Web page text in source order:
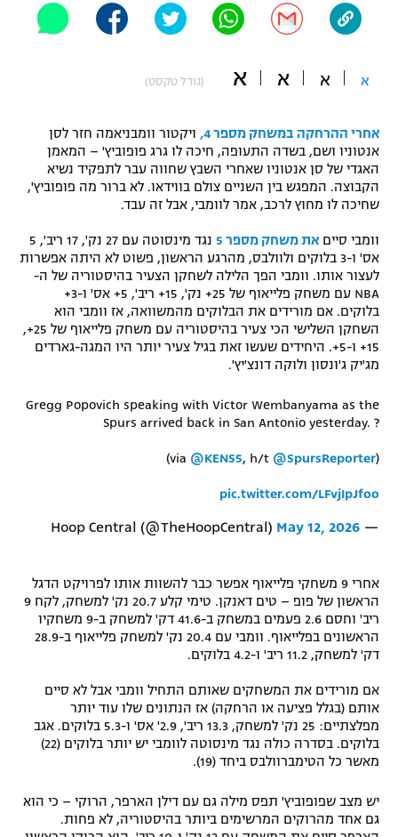
"מחצית בשכונה" – פודקאסט
משתתפים וזוכים בפרסים
תקנון משתתפים וזוכים בפרסים
תקנון עבור פעילות אלקטרה
טניס
גיימינג E-Sports
תנאי שימוש
מדיניות פרטיות
רשיון להקרנה פומבית לבית עסק
הצטרפות לחבילת הערוצים
המגזין
אופניים
ספורט מוטורי
פוטבול אמריקאי NFL
בייסבול MLB
ספורט אתגרי ואקסטרים
אומנויות לחימה
גיימינג E-Sports
א א א א (גודל טקסט)
אחרי ההרחקה במשחק מספר 4,
ויקטור וומבניאמה חזר לסן
אנטוניו ושם, בשדה התעופה, חיכה לו גרג פופוביץ' – המאמן
האגדי של סן אנטוניו שאחרי השבץ שחווה עבר לתפקיד נשיא
הקבוצה. המפגש בין השניים צולם בווידאו. לא ברור מה פופוביץ',
שחיכה לו מחוץ לרכב, אמר לוומבי, אבל זה עבד.
וומבי סיים את משחק מספר 5
נגד מינסוטה עם 27 נק', 17 ריב', 5
אס' ו-3 בלוקים ולוולבס, מהרגע הראשון, פשוט לא היתה אפשרות
לעצור אותו. וומבי הפך הלילה לשחקן הצעיר בהיסטוריה של ה-
NBA עם משחק פלייאוף של 25+ נק', 15+ ריב', 5+ אס' ו-3+
בלוקים. אם מורידים את הבלוקים מהמשוואה, אז וומבי הוא
השחקן השלישי הכי צעיר בהיסטוריה עם משחק פלייאוף של 25+,
15+ ו-5+. היחידים שעשו זאת בגיל צעיר יותר היו המגה-גארדים
מג'יק ג'ונסון ולוקה דונצ'יץ'.
Gregg Popovich speaking with Victor Wembanyama as the
Spurs arrived back in San Antonio yesterday. ?
(via @KENS5, h/t @SpursReporter)
pic.twitter.com/LFvjIpJfoo
— Hoop Central (@TheHoopCentral)
May 12, 2026
אחרי 9 משחקי פלייאוף אפשר כבר להשוות אותו לפרויקט הדגל
הראשון של פופ – טים דאנקן. טימי קלע 20.7 נק' למשחק, לקח 9
ריב' וחסם 2.6 פעמים במשחק ב-41.6 דק' למשחק ב-9 משחקיו
הראשונים בפלייאוף. וומבי עם 20.4 נק' למשחק פלייאוף ב-28.9
דק' למשחק, 11.2 ריב' ו-4.2 בלוקים.
אם מורידים את המשחקים שאותם התחיל וומבי אבל לא סיים
אותם (בגלל פציעה או הרחקה) אז הנתונים שלו עוד יותר
מפלצתיים: 25 נק' למשחק, 13.3 ריב', 2.9' אס' ו-5.3 בלוקים. אגב
בלוקים. בסדרה כולה נגד מינסוטה לוומבי יש יותר בלוקים (22)
מאשר כל הטימברוולבס ביחד (19).
יש מצב שפופוביץ' תפס מילה גם עם דילן הארפר, הרוקי – כי הוא
גם אחד מהרוקים המרשימים ביותר בהיסטוריה, לא פחות.